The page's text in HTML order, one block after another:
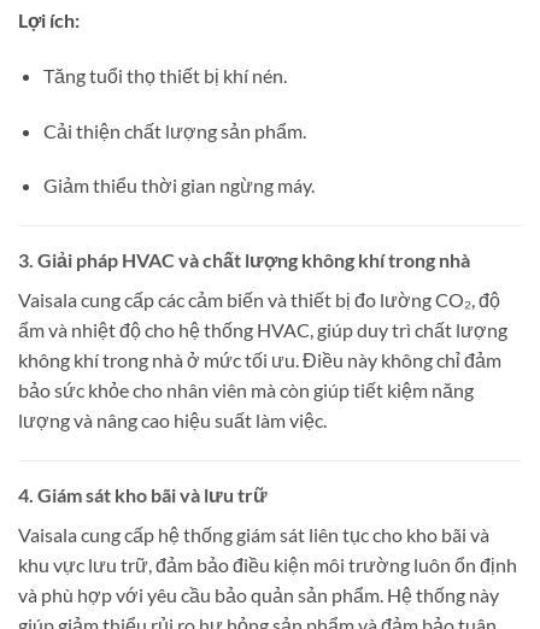
Lợi ích:
Tăng tuổi thọ thiết bị khí nén.
Cải thiện chất lượng sản phẩm.
Giảm thiểu thời gian ngừng máy.
3. Giải pháp HVAC và chất lượng không khí trong nhà
Vaisala cung cấp các cảm biến và thiết bị đo lường CO₂, độ
ẩm và nhiệt độ cho hệ thống HVAC, giúp duy trì chất lượng
không khí trong nhà ở mức tối ưu.Điều này không chỉ đảm
bảo sức khỏe cho nhân viên mà còn giúp tiết kiệm năng
lượng và nâng cao hiệu suất làm việc.
4. Giám sát kho bãi và lưu trữ
Vaisala cung cấp hệ thống giám sát liên tục cho kho bãi và
khu vực lưu trữ, đảm bảo điều kiện môi trường luôn ổn định
và phù hợp với yêu cầu bảo quản sản phẩm. Hệ thống này